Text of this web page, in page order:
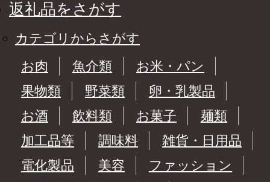
返礼品をさがす
カテゴリからさがす
お肉
魚介類
お米・パン
果物類
野菜類
卵・乳製品
お酒
飲料類 お菓子
麺類
加工品等
調味料
雑貨・日用品
電化製品
美容
ファッション